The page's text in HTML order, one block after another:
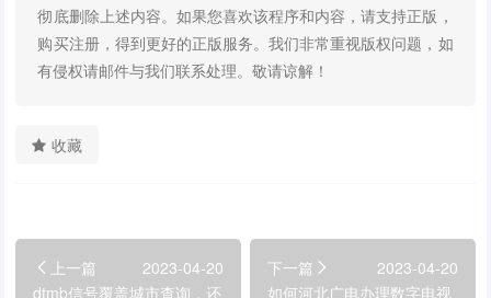
彻底删除上述内容。如果您喜欢该程序和内容，请支持正版，
购买注册，得到更好的正版服务。我们非常重视版权问题，如
有侵权请邮件与我们联系处理。敬请谅解！
收藏
上一篇
2023-04-20
dtmb信号覆盖城市查询，还
下一篇
2023-04-20
如何河北广电办理数字电视